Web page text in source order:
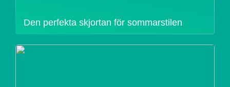
Den perfekta skjortan för sommarstilen